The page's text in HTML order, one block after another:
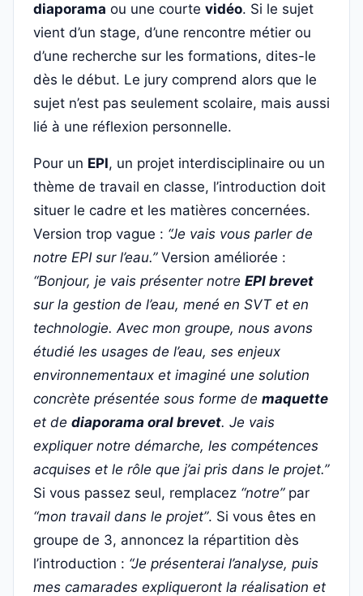
diaporama ou une courte vidéo. Si le sujet
vient d’un stage, d’une rencontre métier ou
d’une recherche sur les formations, dites-le
dès le début. Le jury comprend alors que le
sujet n’est pas seulement scolaire, mais aussi
lié à une réflexion personnelle.
Pour un EPI, un projet interdisciplinaire ou un
thème de travail en classe, l’introduction doit
situer le cadre et les matières concernées.
Version trop vague : “Je vais vous parler de
notre EPI sur l’eau.”Version améliorée :
“Bonjour, je vais présenter notre EPI brevet
sur la gestion de l’eau, mené en SVT et en
technologie. Avec mon groupe, nous avons
étudié les usages de l’eau, ses enjeux
environnementaux et imaginé une solution
concrète présentée sous forme de maquette
et de diaporama oral brevet. Je vais
expliquer notre démarche, les compétences
acquises et le rôle que j’ai pris dans le projet.”
Si vous passez seul, remplacez “notre”par
“mon travail dans le projet”. Si vous êtes en
groupe de 3, annoncez la répartition dès
l’introduction : “Je présenterai l’analyse, puis
mes camarades expliqueront la réalisation et